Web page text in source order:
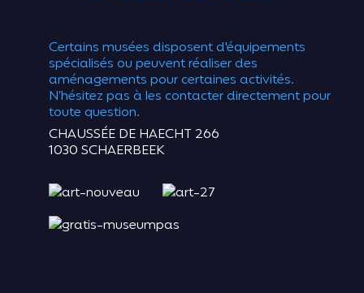
Certains musées disposent d'équipements
spécialisés ou peuvent réaliser des
aménagements pour certaines activités.
N’hésitez pas à les contacter directement pour
toute question.
CHAUSSÉE DE HAECHT 266
1030 SCHAERBEEK